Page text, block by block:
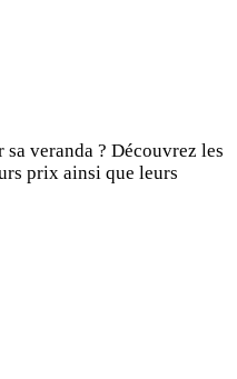
veranda ? Découvrez les
prix ainsi que leurs